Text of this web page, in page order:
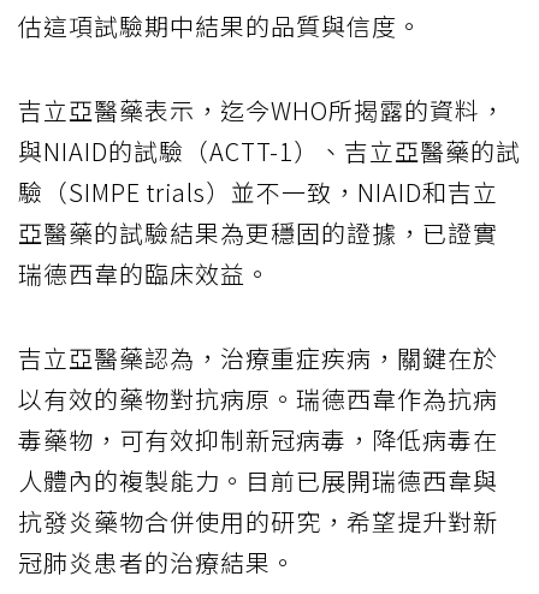
估這項試驗期中結果的品質與信度。
吉立亞醫藥表示，迄今WHO所揭露的資料，
與NIAID的試驗（ACTT-1）、吉立亞醫藥的試
驗（SIMPE trials）並不一致，NIAID和吉立
亞醫藥的試驗結果為更穩固的證據，已證實
瑞德西韋的臨床效益。
吉立亞醫藥認為，治療重症疾病，關鍵在於
以有效的藥物對抗病原。瑞德西韋作為抗病
毒藥物，可有效抑制新冠病毒，降低病毒在
人體內的複製能力。目前已展開瑞德西韋與
抗發炎藥物合併使用的研究，希望提升對新
冠肺炎患者的治療結果。